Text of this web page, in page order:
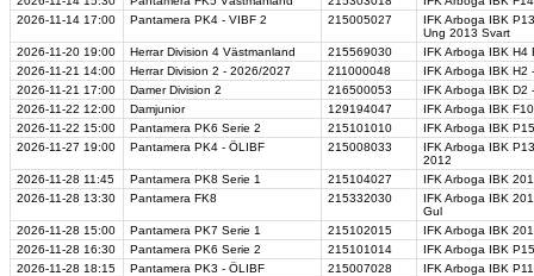
2026-11-14 17:00 Pantamera PK4 - VIBF 2 215005027
IFK Arboga IBK
Ung 2013 Svart
2026-11-20 19:00 Herrar Division 4 Västmanland 215569030
IFK Arboga IBK H4
2026-11-21 14:00 Herrar Division 2 - 2026/2027 211000048
IFK Arboga IBK H2
2026-11-21 17:00 Damer Division 2 216500053
IFK Arboga IBK D2
2026-11-22 12:00 Damjunior 129194047
IFK Arboga IBK
2026-11-22 15:00 Pantamera PK6 Serie 2 215101010
IFK Arboga IBK
2026-11-27 19:00 Pantamera PK4 - ÖLIBF 215008033
IFK Arboga IBK
2012
2026-11-28 11:45 Pantamera PK8 Serie 1 215104027
IFK Arboga IBK
2026-11-28 13:30 Pantamera FK8 215332030
IFK Arboga IBK
Gul
2026-11-28 15:00 Pantamera PK7 Serie 1 215102015
IFK Arboga IBK
2026-11-28 16:30 Pantamera PK6 Serie 2 215101014
IFK Arboga IBK
2026-11-28 18:15 Pantamera PK3 - ÖLIBF 215007028
IFK Arboga IBK